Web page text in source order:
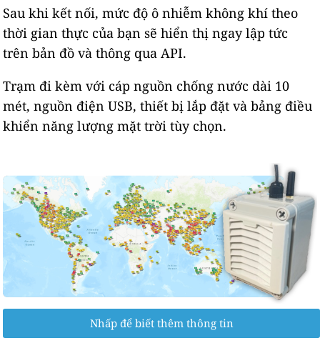
Sau khi kết nối, mức độ ô nhiễm không khí theo
thời gian thực của bạn sẽ hiển thị ngay lập tức
trên bản đồ và thông qua API.
Trạm đi kèm với cáp nguồn chống nước dài 10
mét, nguồn điện USB, thiết bị lắp đặt và bảng điều
khiển năng lượng mặt trời tùy chọn.
Nhấp để biết thêm thông tin